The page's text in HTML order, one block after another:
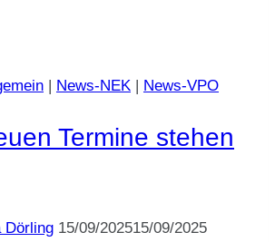
| News-NEK | News-VPO
Termine stehen
Dörling 15/09/202515/09/2025